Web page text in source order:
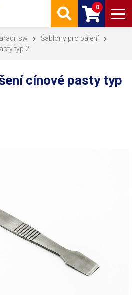
0
sw
Šablony pro pájení
typ 2
cínové pasty typ